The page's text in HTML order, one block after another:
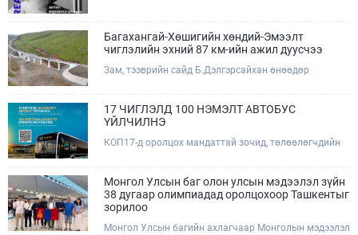
мэндчилж байна.
Багахангай-Хөшигийн хөндий-Эмээлт
чиглэлийн эхний 87 км-ийн ажил дуусчээ
Зам, тээврийн сайд Б.Дэлгэрсайхан өнөөдөр
бүтээн байгуулалтын ажлын явцтай танилцаж,
төмөр замын доод болон дээд бүтцийн үндсэн ажил
тавьж, төслийн талбайд ажиллалаа.
17 ЧИГЛЭЛД 100 НЭМЭЛТ АВТОБУС
ҮЙЛЧИЛНЭ
КОП17-д оролцох мандаттай зочид, төлөөлөгчдийн
буудлууд болон хурлын талбай хооронд урьдчилан
гаргасан цагийн хуваарийн дагуу үйлчилнэ.Эрхэм
хүндэт КОП17-д оролцогч та бүхэн автобусны
харна уу.
Монгол Улсын баг олон улсын мэдээлэл зүйн
38 дугаар олимпиадад оролцохоор Ташкентыг
зорилоо
Монгол Улсын багийн ахлагчаар Монголын мэдээлэл